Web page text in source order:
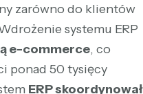
zarówno do klientów
systemu ERP
e-commerce, co
ponad 50 tysięcy
ERP skoordynował